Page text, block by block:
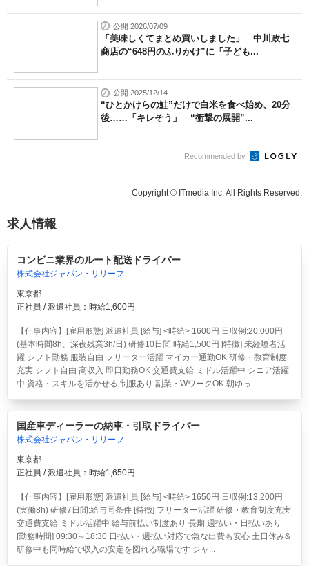
公開 2026/07/09
「美味しくてまとめ買いしました」 中川政七
商店の“648円のふりかけ”に「子ども...
公開 2025/12/14
“ひとかけらの鮭”だけで白米を食べ始め、20分
後……「キレそう」 “衝撃の展開”...
Recommended by
Copyright © ITmedia Inc. All Rights Reserved.
求人情報
コンビニ業界のルート配送ドライバー
株式会社ジャパン・リリーフ
東京都
正社員 / 派遣社員：時給1,600円
【仕事内容】[雇用形態] 派遣社員 [給与] <時給> 1600円 日収例:20,000円
(基本時間8h、深夜残業3h/日) 研修10日間:時給1,500円 [特徴] 未経験者活
躍 シフト勤務 服装自由 フリーター活躍 マイカー通勤OK 研修・教育制度
充実 シフト自由 高収入 即日勤務OK 交通費支給 ミドル活躍中 シニア活躍
中 資格・スキルを活かせる 制服あり 副業・WワークOK 朝ゆっ...
国産車ディーラーの納車・引取ドライバー
株式会社ジャパン・リリーフ
東京都
正社員 / 派遣社員：時給1,650円
【仕事内容】[雇用形態] 派遣社員 [給与] <時給> 1650円 日収例:13,200円
(実働8h) 研修7日間:給与同条件 [特徴] フリーター活躍 研修・教育制度充実
交通費支給 ミドル活躍中 給与前払い制度あり 長期 週払い・日払いあり
[勤務時間] 09:30～18:30 日払い・週払い対応で急な出費も安心 土日休み&
研修中も同時給で収入の安定を図れる職場です ジャ...